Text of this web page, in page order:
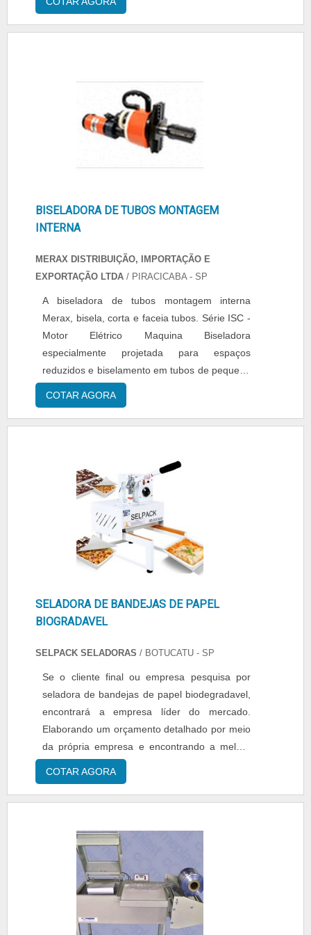
possíveis por contar com escritório de alta
qualidade onde são realizadas as atividades e
profissionais com vasta experiência na área de
atuação, garantem uma entrega de excelência
de ponta a ponta.
BISELADORA DE TUBOS MONTAGEM
INTERNA
MERAX DISTRIBUIÇÃO, IMPORTAÇÃO E
EXPORTAÇÃO LTDA / PIRACICABA - SP
A biseladora de tubos montagem interna
Merax, bisela, corta e faceia tubos. Série ISC -
Motor Elétrico Maquina Biseladora
especialmente projetada para espaços
reduzidos e biselamento em tubos de pequeno
diâmetro. Série ISY - Motor Elétrico Biselam e
faceiam tubos com fixação na parede interna
Biselam e faceiam tubos c....
COTAR AGORA
SELADORA DE BANDEJAS DE PAPEL
BIOGRADAVEL
SELPACK SELADORAS / BOTUCATU - SP
Se o cliente final ou empresa pesquisa por
seladora de bandejas de papel biodegradavel,
encontrará a empresa líder do mercado.
Elaborando um orçamento detalhado por meio
da própria empresa e encontrando a melhor
em qualidade e custo benefício. Quando o
tema é seladora de bandejas de papel
acessível.MAIS SOBRE SELADORA DE
BANDEJAS DE PAPEL BIODEGRADAVELA
Selpack Seladoras objetiva seus reforços em
criar para cada cliente uma estrutura com
escritório de alta qualidade onde são
realizadas as atividades e equipamentos de
COTAR AGORA